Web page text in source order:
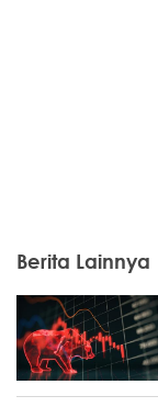
Berita Lainnya